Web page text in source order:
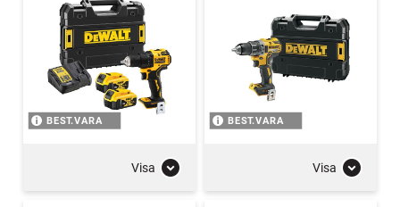
BEST.VARA
Visa
BEST.VARA
Visa